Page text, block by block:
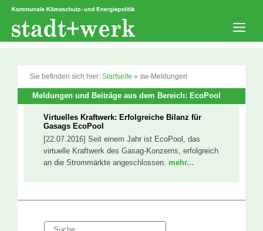
Zum
springen
Sie befinden sich hier: Startseite » sw-Meldungen
Meldungen und Beiträge aus dem Bereich: EcoPool
Virtuelles Kraftwerk: Erfolgreiche Bilanz für
Gasags EcoPool
[22.07.2016] Seit einem Jahr ist EcoPool, das
virtuelle Kraftwerk des Gasag-Konzerns, erfolgreich
an die Strommärkte angeschlossen. mehr...
Suche